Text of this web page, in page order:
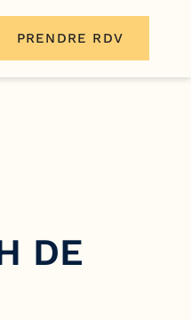
PRENDRE RDV
DE